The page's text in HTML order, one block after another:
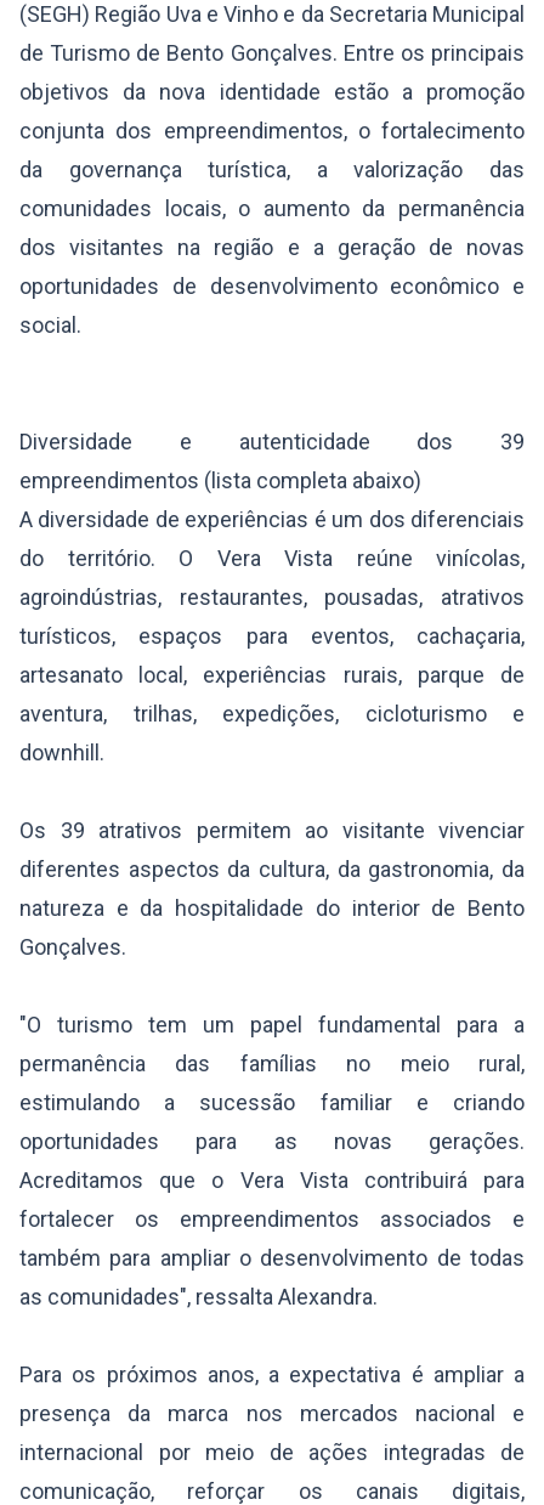
(SEGH) Região Uva e Vinho e da Secretaria Municipal
de Turismo de Bento Gonçalves. Entre os principais
objetivos da nova identidade estão a promoção
conjunta dos empreendimentos, o fortalecimento
da governança turística, a valorização das
comunidades locais, o aumento da permanência
dos visitantes na região e a geração de novas
oportunidades de desenvolvimento econômico e
social.
Diversidade e autenticidade dos 39
empreendimentos (lista completa abaixo)
A diversidade de experiências é um dos diferenciais
do território. O Vera Vista reúne vinícolas,
agroindústrias, restaurantes, pousadas, atrativos
turísticos, espaços para eventos, cachaçaria,
artesanato local, experiências rurais, parque de
aventura, trilhas, expedições, cicloturismo e
downhill.
Os 39 atrativos permitem ao visitante vivenciar
diferentes aspectos da cultura, da gastronomia, da
natureza e da hospitalidade do interior de Bento
Gonçalves.
"O turismo tem um papel fundamental para a
permanência das famílias no meio rural,
estimulando a sucessão familiar e criando
oportunidades para as novas gerações.
Acreditamos que o Vera Vista contribuirá para
fortalecer os empreendimentos associados e
também para ampliar o desenvolvimento de todas
as comunidades", ressalta Alexandra.
Para os próximos anos, a expectativa é ampliar a
presença da marca nos mercados nacional e
internacional por meio de ações integradas de
comunicação, reforçar os canais digitais,